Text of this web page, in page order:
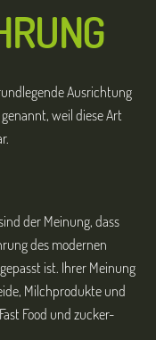
Ausrichtung
weil diese Art
der Meinung, dass
des modernen
ist. Ihrer Meinung
Milchprodukte und
Food und zucker-